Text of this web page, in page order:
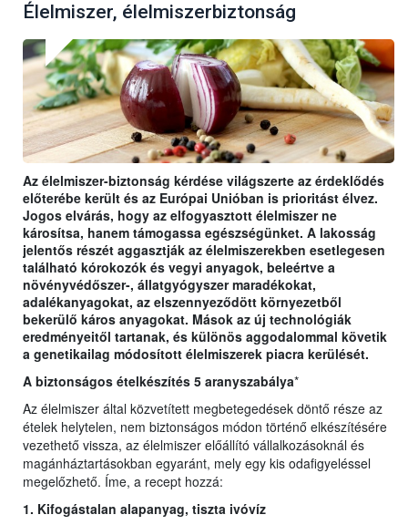
Élelmiszer, élelmiszerbiztonság
Az élelmiszer-biztonság kérdése világszerte az érdeklődés
előterébe került és az Európai Unióban is prioritást élvez.
Jogos elvárás, hogy az elfogyasztott élelmiszer ne
károsítsa, hanem támogassa egészségünket. A lakosság
jelentős részét aggasztják az élelmiszerekben esetlegesen
található kórokozók és vegyi anyagok, beleértve a
növényvédőszer-, állatgyógyszer maradékokat,
adalékanyagokat, az elszennyeződött környezetből
bekerülő káros anyagokat. Mások az új technológiák
eredményeitől tartanak, és különös aggodalommal követik
a genetikailag módosított élelmiszerek piacra kerülését.
A biztonságos ételkészítés 5 aranyszabálya*
Az élelmiszer által közvetített megbetegedések döntő része az
ételek helytelen, nem biztonságos módon történő elkészítésére
vezethető vissza, az élelmiszer előállító vállalkozásoknál és
magánháztartásokban egyaránt, mely egy kis odafigyeléssel
megelőzhető. Íme, a recept hozzá:
1. Kifogástalan alapanyag, tiszta ivóvíz